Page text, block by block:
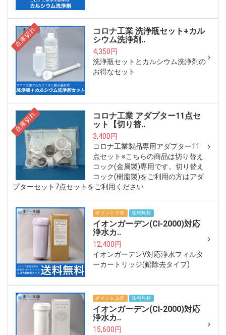
在庫切れ
コロナ工業 洗浄瓶セット+カル
シウム洗浄剤..
4,350円
洗浄瓶セットとカルシウム洗浄剤の
お得なセット
在庫切れ
コロナ工業 アダプター11点セ
ット【切り替..
3,400円
コロナ工業製品専用アダプター11
点セット※こちらの商品は切り替え
コック(金属製)専用です。切り替え
コック(樹脂製)をご利用の方はアダ
プターセット7点セットをご利用ください
ポイント２倍 送料無料
イオンガーデン(CI-2000)対応
浄水カ..
12,400円
イオンガーデンV対応浄水フィルタ
ーカートリッジ(鉛除去タイプ)
ポイント２倍 送料無料
イオンガーデン(CI-2000)対応
浄水カ..
15,600円